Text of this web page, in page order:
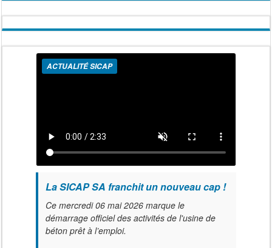
ACTUALITÉ SICAP
La SICAP SA franchit un nouveau cap !
Ce mercredi 06 mai 2026 marque le
démarrage officiel des activités de l'usine de
béton prêt à l’emploi.